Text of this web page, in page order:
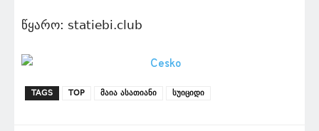
წყარო: statiebi.club
TAGS TOP მაია ასათიანი სუიციდი